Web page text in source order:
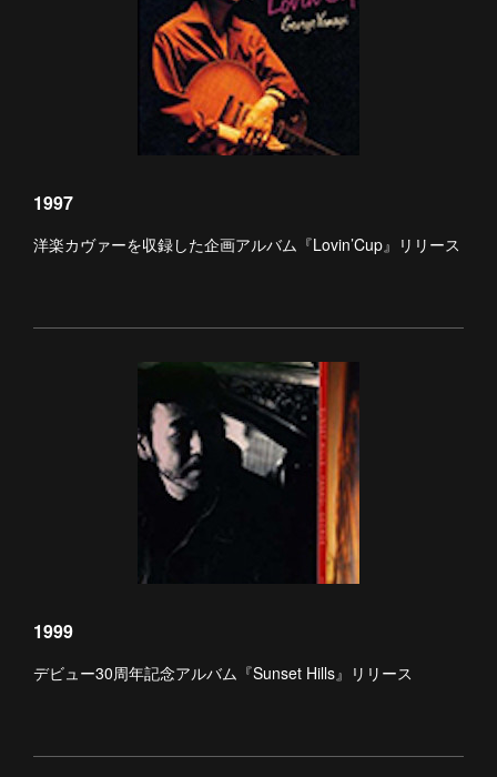
1997
洋楽カヴァーを収録した企画アルバム『Lovin’Cup』リリース
1999
デビュー30周年記念アルバム『Sunset Hills』リリース